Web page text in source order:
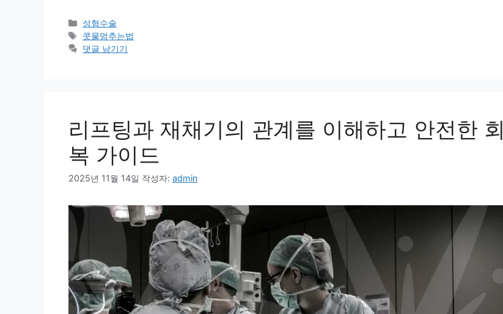
카
테
고
성형수술
태
그
콧물멈추는법
댓글 남기기
리프팅과 재채기의 관계를 이해하고 안전한 회
복 가이드
2025년 11월 14일 작성자: admin